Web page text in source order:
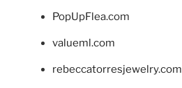
PopUpFlea.com
valueml.com
rebeccatorresjewelry.com